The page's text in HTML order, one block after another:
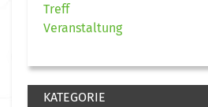
Treff
Veranstaltung
KATEGORIE